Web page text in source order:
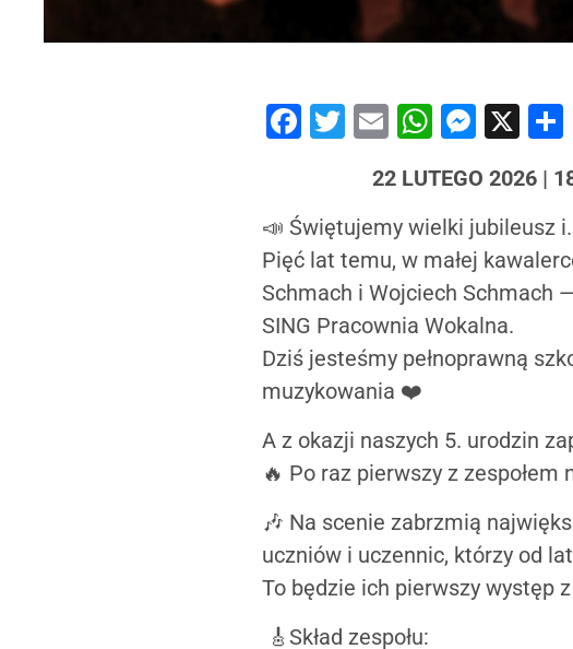
Facebook
Twitter
EmailWhatsApp
X
22 LUTEGO 2026 |
📣 Świętujemy wielki jubileusz
Pięć lat temu, w małej
Schmach i Wojciech Schmach
SING Pracownia Wokalna.
Dziś jesteśmy pełnoprawną
muzykowania ❤️
A z okazji naszych 5. urodzin
🔥 Po raz pierwszy z zespołem
🎶 Na scenie zabrzmią
uczniów i uczennic, którzy od
To będzie ich pierwszy występ
🎸Skład zespołu: